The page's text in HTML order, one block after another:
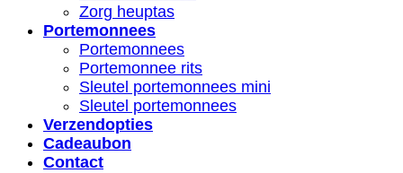
Zorg heuptas
Portemonnees
Portemonnees
Portemonnee rits
Sleutel portemonnees mini
Sleutel portemonnees
Verzendopties
Cadeaubon
Contact